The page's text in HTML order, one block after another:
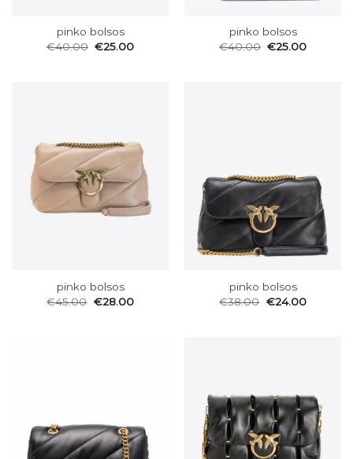
pinko bolsos
€40.00 €25.00
pinko bolsos
€40.00 €25.00
pinko bolsos
€45.00 €28.00
pinko bolsos
€38.00 €24.00